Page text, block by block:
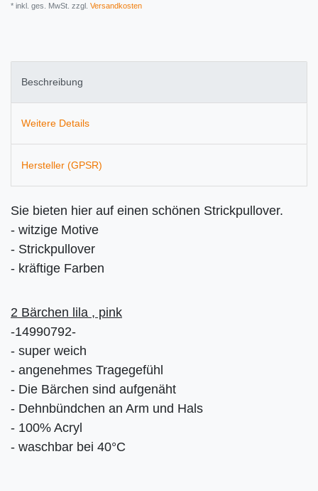
* inkl. ges. MwSt. zzgl. Versandkosten
Beschreibung
Weitere Details
Hersteller (GPSR)
Sie bieten hier auf einen schönen Strickpullover.
- witzige Motive
- Strickpullover
- kräftige Farben
2 Bärchen lila , pink
-14990792-
- super weich
- angenehmes Tragegefühl
- Die Bärchen sind aufgenäht
- Dehnbündchen an Arm und Hals
- 100% Acryl
- waschbar bei 40°C